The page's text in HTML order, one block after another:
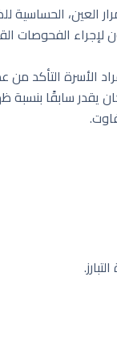
العين، الحساسية
الفحوصات
التأكد من